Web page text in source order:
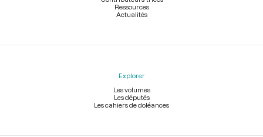
Ressources
Actualités
Explorer
Les volumes
Les députés
Les cahiers de doléances